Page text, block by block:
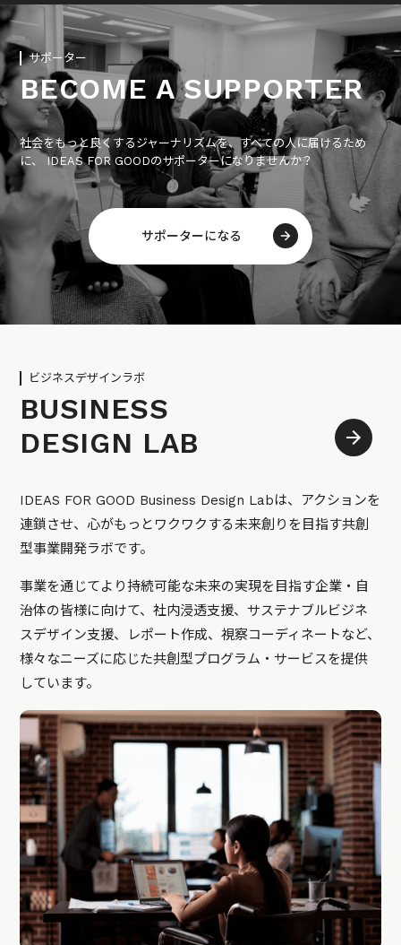
サポーター
BECOME A SUPPORTER
社会をもっと良くするジャーナリズムを、すべての人に届けるため
に、 IDEAS FOR GOODのサポーターになりませんか？
サポーターになる
ビジネスデザインラボ
BUSINESS
DESIGN LAB
IDEAS FOR GOOD Business Design Labは、アクションを
連鎖させ、心がもっとワクワクする未来創りを目指す共創
型事業開発ラボです。
事業を通じてより持続可能な未来の実現を目指す企業・自
治体の皆様に向けて、社内浸透支援、サステナブルビジネ
スデザイン支援、レポート作成、視察コーディネートなど、
様々なニーズに応じた共創型プログラム・サービスを提供
しています。